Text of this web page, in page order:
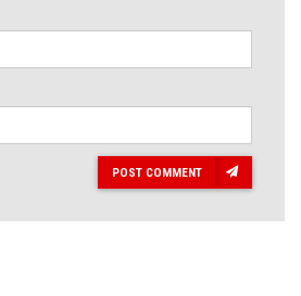
POST COMMENT